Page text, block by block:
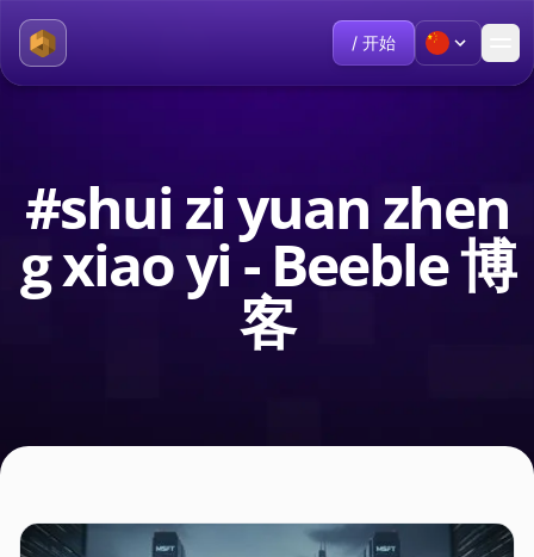
/ 开始
#shui zi yuan zhen
g xiao yi - Beeble 博
客